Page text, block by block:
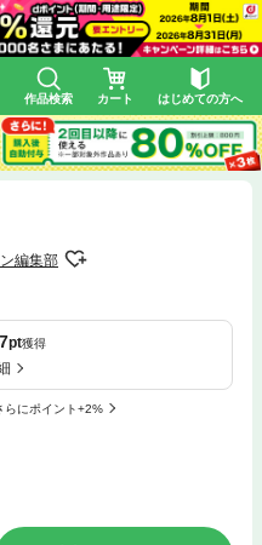
作品検索 カート はじめての方へ
編集部
7pt獲得
らにポイント+2%